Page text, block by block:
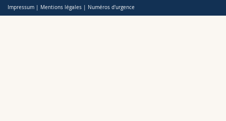
Impressum | Mentions légales | Numéros d'urgence